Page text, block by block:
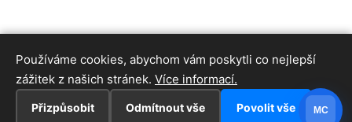
Používáme cookies, abychom vám poskytli co nejlepší
zážitek z našich stránek. Více informací.
Přizpůsobit Odmítnout vše Povolit vše MC